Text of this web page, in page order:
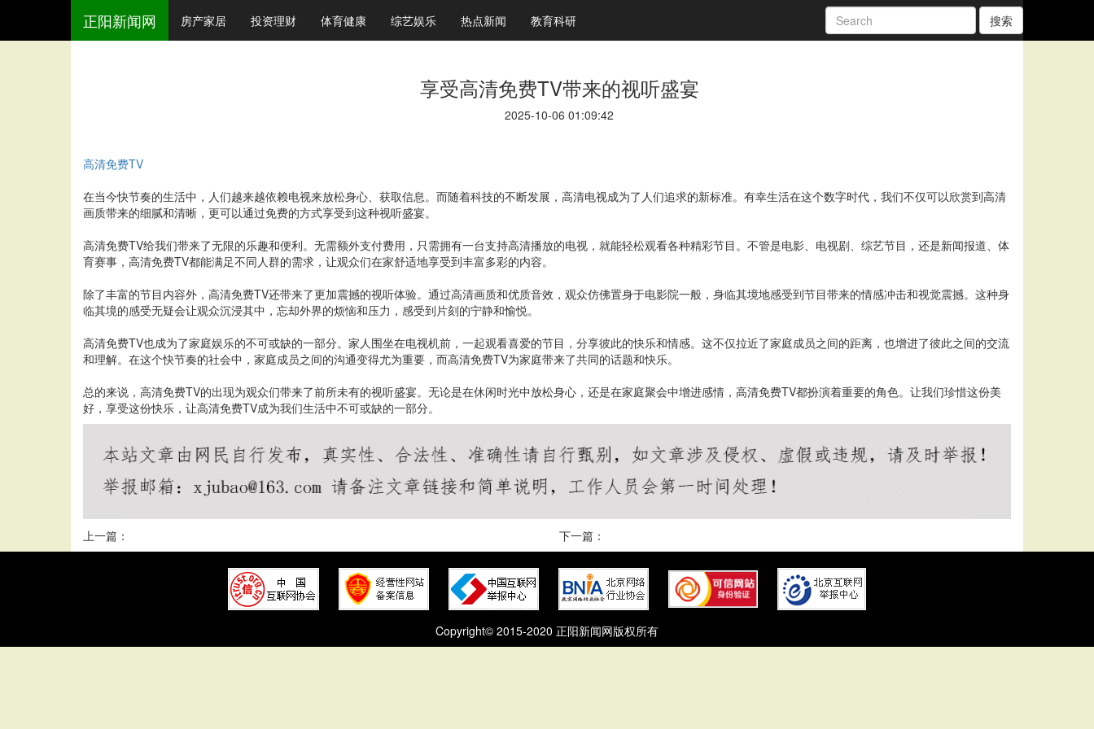
正阳新闻网 房产家居 投资理财 体育健康 综艺娱乐 热点新闻 教育科研 搜索
享受高清免费TV带来的视听盛宴
2025-10-06 01:09:42
高清免费TV
在当今快节奏的生活中，人们越来越依赖电视来放松身心、获取信息。而随着科技的不断发展，高清电视成为了人们追求的新标准。有幸生活在这个数字时代，我们不仅可以欣赏到高清
画质带来的细腻和清晰，更可以通过免费的方式享受到这种视听盛宴。
高清免费TV给我们带来了无限的乐趣和便利。无需额外支付费用，只需拥有一台支持高清播放的电视，就能轻松观看各种精彩节目。不管是电影、电视剧、综艺节目，还是新闻报道、体
育赛事，高清免费TV都能满足不同人群的需求，让观众们在家舒适地享受到丰富多彩的内容。
除了丰富的节目内容外，高清免费TV还带来了更加震撼的视听体验。通过高清画质和优质音效，观众仿佛置身于电影院一般，身临其境地感受到节目带来的情感冲击和视觉震撼。这种身
临其境的感受无疑会让观众沉浸其中，忘却外界的烦恼和压力，感受到片刻的宁静和愉悦。
高清免费TV也成为了家庭娱乐的不可或缺的一部分。家人围坐在电视机前，一起观看喜爱的节目，分享彼此的快乐和情感。这不仅拉近了家庭成员之间的距离，也增进了彼此之间的交流
和理解。在这个快节奏的社会中，家庭成员之间的沟通变得尤为重要，而高清免费TV为家庭带来了共同的话题和快乐。
总的来说，高清免费TV的出现为观众们带来了前所未有的视听盛宴。无论是在休闲时光中放松身心，还是在家庭聚会中增进感情，高清免费TV都扮演着重要的角色。让我们珍惜这份美
好，享受这份快乐，让高清免费TV成为我们生活中不可或缺的一部分。
上一篇： 下一篇：
Copyright© 2015-2020 正阳新闻网版权所有